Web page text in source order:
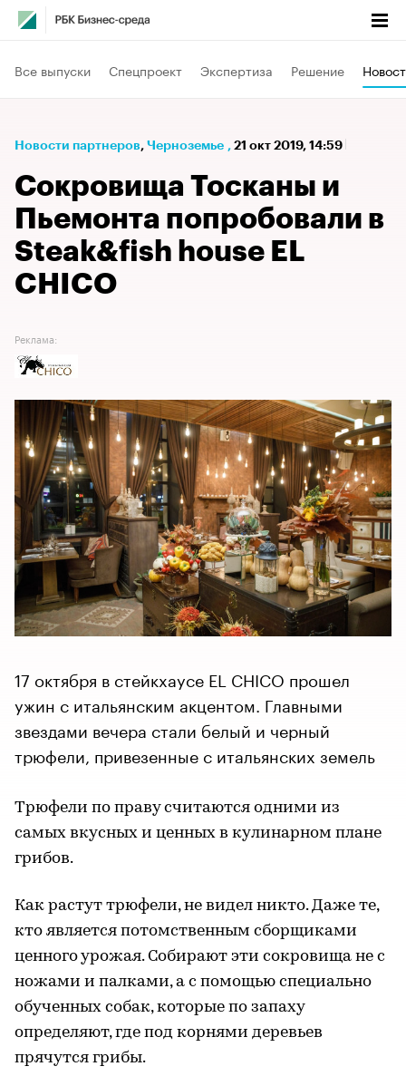
Все выпуски Спецпроект Экспертиза Решение
Новости партнеров⁠, Черноземье , 21 окт 2019, 14:59
Сокровища Тосканы и
Пьемонта попробовали в
Steak&fish house EL
CHICO
Реклама:
17 октября в стейкхаусе EL CHICO прошел
ужин с итальянским акцентом. Главными
звездами вечера стали белый и черный
трюфели, привезенные с итальянских земель
Трюфели по праву считаются одними из
самых вкусных и ценных в кулинарном плане
грибов.
Как растут трюфели, не видел никто. Даже те,
кто является потомственным сборщиками
ценного урожая. Собирают эти сокровища не с
ножами и палками, а с помощью специально
обученных собак, которые по запаху
определяют, где под корнями деревьев
прячутся грибы.